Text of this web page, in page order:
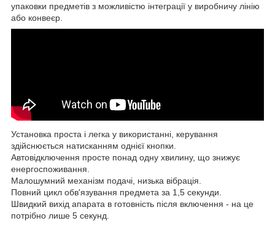
упаковки предметів з можливістю інтеграції у виробничу лінію
або конвеєр.
Установка проста і легка у використанні, керування
здійснюється натисканням однієї кнопки.
Автовідключення просте понад одну хвилину, що знижує
енергоспоживання.
Малошумний механізм подачі, низька вібрація.
Повний цикл обв'язування предмета за 1,5 секунди.
Швидкий вихід апарата в готовність після включення - на це
потрібно лише 5 секунд.